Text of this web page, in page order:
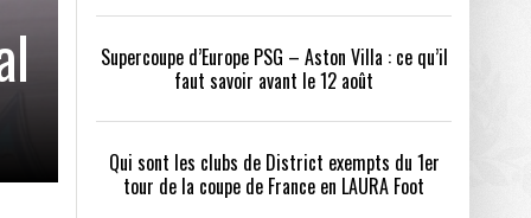
a tenu toutes ses promesses - 04/07/2026
Supercoupe d’Europe PSG – Aston Villa : ce qu’il
faut savoir avant le 12 août
Qui sont les clubs de District exempts du 1er
tour de la coupe de France en LAURA Foot